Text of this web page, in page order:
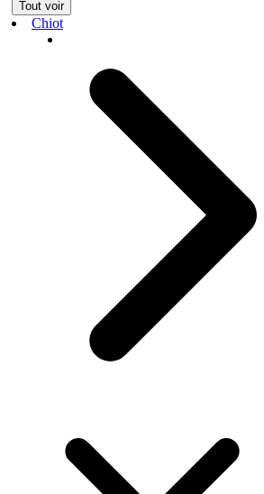
Tout voir
Chiot